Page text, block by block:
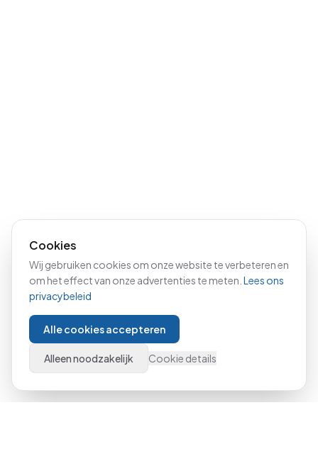
Cookies
Wij gebruiken cookies om onze website te verbeteren en
om het effect van onze advertenties te meten. Lees ons
privacybeleid
Alle cookies accepteren
Alleen noodzakelijk Cookie details